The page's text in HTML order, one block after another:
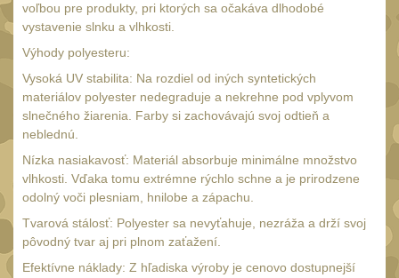
12GA, 20GA10
.44 .45
.357 .38 (9mm)7
1911
SVIETIDLÁ
Méně než 200 lm
200 - 500 lm 2
510 - 990 lm 3
voľbou pre produkty, pri ktorých sa očakáva dlhodobé
vystavenie slnku a vlhkosti.
Výhody polyesteru:
Vysoká UV stabilita: Na rozdiel od iných syntetických
materiálov polyester nedegraduje a nekrehne pod vplyvom
slnečného žiarenia. Farby si zachovávajú svoj odtieň a
neblednú.
Nízka nasiakavosť: Materiál absorbuje minimálne množstvo
vlhkosti. Vďaka tomu extrémne rýchlo schne a je prirodzene
odolný voči plesniam, hnilobe a zápachu.
Tvarová stálosť: Polyester sa nevyťahuje, nezráža a drží svoj
pôvodný tvar aj pri plnom zaťažení.
Efektívne náklady: Z hľadiska výroby je cenovo dostupnejší